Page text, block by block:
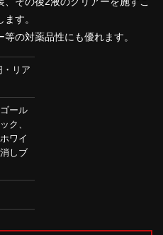
す。
の対薬品性にも優れます。
・リア
ール
ク、
ワイ
しブ